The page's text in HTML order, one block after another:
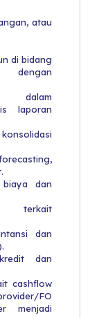
atau
di bidang
dengan
dalam
laporan
biaya dan
terkait
dan
dan
cashflow
FO
menjadi